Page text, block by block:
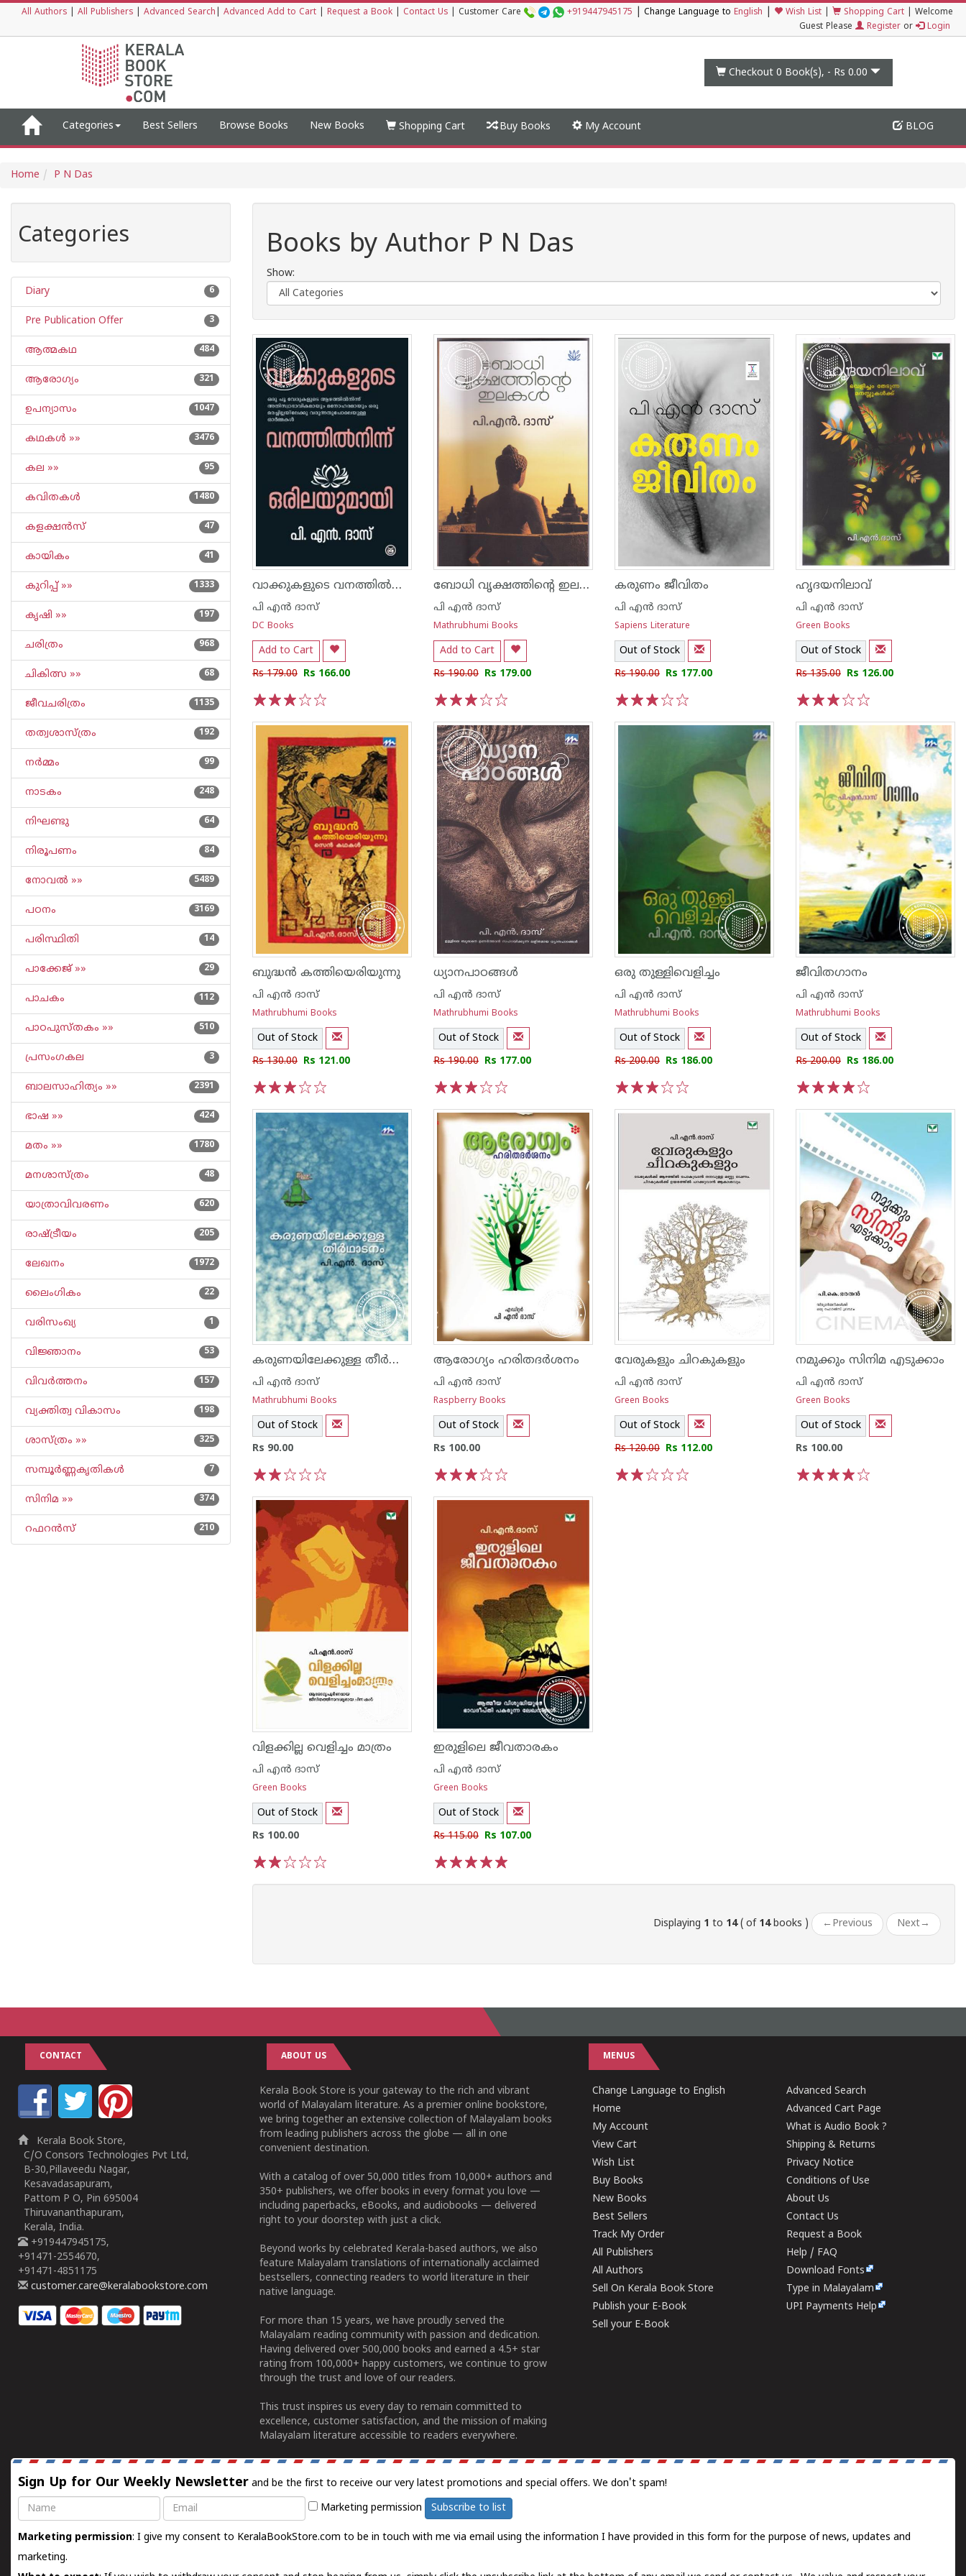
All Authors All Publishers Advanced Search Advanced Add to Cart Request a Book Contact Us Customer Care +919447945175 Change Language to English Wish List Shopping Cart
Welcome
Guest Please
Register or Login
Checkout 0 Book(s), - Rs 0.00
Categories Best Sellers Browse Books New Books Shopping Cart Buy Books My Account BLOG
Home P N Das
Categories
Diary 6
Pre Publication Offer 3
ആത്മകഥ 484
ആരോഗ്യം 321
ഉപന്യാസം 1047
കഥകള്‍ »» 3476
കല »» 95
കവിതകള്‍ 1480
കളക്ഷന്‍സ് 47
കായികം 41
കുറിപ്പ്‌ »» 1333
കൃഷി »» 197
ചരിത്രം 968
ചികിത്സ »» 68
ജീവചരിത്രം 1135
തത്വശാസ്ത്രം 192
നര്‍മ്മം 99
നാടകം 248
നിഘണ്ടു 64
നിരൂപണം 84
നോവല്‍ »» 5489
പഠനം 3169
പരിസ്ഥിതി 14
പാക്കേജ് »» 29
പാചകം 112
പാഠപുസ്തകം »» 510
പ്രസംഗകല 3
ബാലസാഹിത്യം »» 2391
ഭാഷ »» 424
മതം »» 1780
മനശാസ്ത്രം 48
യാത്രാവിവരണം 620
രാഷ്ട്രീയം 205
ലേഖനം 1972
ലൈംഗികം 22
വരിസംഖ്യ 1
വിജ്ഞാനം 53
വിവര്‍ത്തനം 157
വ്യക്തിത്വ വികാസം 198
ശാസ്ത്രം »» 325
സമ്പൂര്‍ണ്ണകൃതികള്‍ 7
സിനിമ »» 374
റഫറന്‍സ് 210
Books by Author P N Das
Show:
വാക്കുകളുടെ വനത്തിൽനിന്ന് ഒരിലയുമായി
പി എ‌ന്‍ ദാസ്
DC Books
Add to Cart
Rs 179.00 Rs 166.00
ബോധി വൃക്ഷത്തിന്റെ ഇലകള്‍
പി എ‌ന്‍ ദാസ്
Mathrubhumi Books
Add to Cart
Rs 190.00 Rs 179.00
കരുണം ജീവിതം
പി എ‌ന്‍ ദാസ്
Sapiens Literature
Out of Stock
Rs 190.00 Rs 177.00
ഹൃദയനിലാവ്
പി എ‌ന്‍ ദാസ്
Green Books
Out of Stock
Rs 135.00 Rs 126.00
ബുദ്ധന്‍ കത്തിയെരിയുന്നു
പി എ‌ന്‍ ദാസ്
Mathrubhumi Books
Out of Stock
Rs 130.00 Rs 121.00
ധ്യാനപാഠങ്ങള്‍
പി എ‌ന്‍ ദാസ്
Mathrubhumi Books
Out of Stock
Rs 190.00 Rs 177.00
ഒരു തുള്ളിവെളിച്ചം
പി എ‌ന്‍ ദാസ്
Mathrubhumi Books
Out of Stock
Rs 200.00 Rs 186.00
ജീവിതഗാനം
പി എ‌ന്‍ ദാസ്
Mathrubhumi Books
Out of Stock
Rs 200.00 Rs 186.00
കരുണയിലേക്കുള്ള തീര്‍ത്ഥാടനം
പി എ‌ന്‍ ദാസ്
Mathrubhumi Books
Out of Stock
Rs 90.00
ആരോഗ്യം ഹരിതദര്‍ശനം
പി എ‌ന്‍ ദാസ്
Raspberry Books
Out of Stock
Rs 100.00
വേരുകളും ചിറകുകളും
പി എ‌ന്‍ ദാസ്
Green Books
Out of Stock
Rs 120.00 Rs 112.00
നമുക്കും സിനിമ എടുക്കാം
പി എ‌ന്‍ ദാസ്
Green Books
Out of Stock
Rs 100.00
വിളക്കില്ല വെളിച്ചം മാത്രം
പി എ‌ന്‍ ദാസ്
Green Books
Out of Stock
Rs 100.00
ഇരുളിലെ ജീവതാരകം
പി എ‌ന്‍ ദാസ്
Green Books
Out of Stock
Rs 115.00 Rs 107.00
Displaying 1 to 14( of 14books ) ← Previous Next→
CONTACT
Kerala Book Store,
C/O Consors Technologies Pvt Ltd,
B-30,Pillaveedu Nagar,
Kesavadasapuram,
Pattom P O, Pin 695004
Thiruvananthapuram,
Kerala, India.
+919447945175,
+91471-2554670,
+91471-4851175
customer.care@keralabookstore.com
ABOUT US
Kerala Book Store is your gateway to the rich and vibrant
world of Malayalam literature. As a premier online bookstore,
we bring together an extensive collection of Malayalam books
from leading publishers across the globe — all in one
convenient destination.
With a catalog of over 50,000 titles from 10,000+ authors and
350+ publishers, we offer books in every format you love —
including paperbacks, eBooks, and audiobooks — delivered
right to your doorstep with just a click.
Beyond works by celebrated Kerala-based authors, we also
feature Malayalam translations of internationally acclaimed
bestsellers, connecting readers to world literature in their
native language.
For more than 15 years, we have proudly served the
Malayalam reading community with passion and dedication.
Having delivered over 500,000 books and earned a 4.5+ star
rating from 100,000+ happy customers, we continue to grow
through the trust and love of our readers.
This trust inspires us every day to remain committed to
excellence, customer satisfaction, and the mission of making
Malayalam literature accessible to readers everywhere.
MENUS
Change Language to English
Home
My Account
View Cart
Wish List
Buy Books
New Books
Best Sellers
Track My Order
All Publishers
All Authors
Sell On Kerala Book Store
Publish your E-Book
Sell your E-Book
Advanced Search
Advanced Cart Page
What is Audio Book ?
Shipping & Returns
Privacy Notice
Conditions of Use
About Us
Contact Us
Request a Book
Help / FAQ
Download Fonts
Type in Malayalam
UPI Payments Help
Sign Up for Our Weekly Newsletter and be the first to receive our very latest promotions and special offers. We don't spam!
Name
Email Marketing permission Subscribe to list
Marketing permission: I give my consent to KeralaBookStore.com to be in touch with me via email using the information I have provided in this form for the purpose of news, updates and
marketing.